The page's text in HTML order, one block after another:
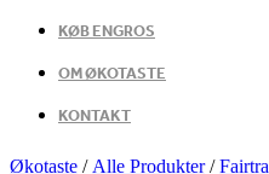
KØB ENGROS
OM ØKOTASTE
KONTAKT
Økotaste / Alle Produkter/